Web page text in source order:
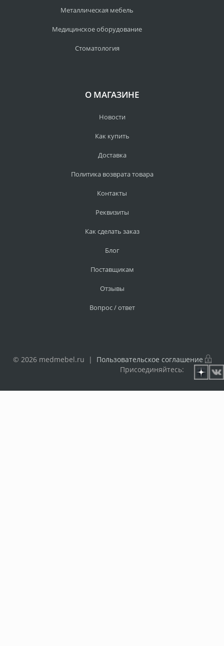
Металлическая мебель
Медицинское оборудование
Стоматология
О МАГАЗИНЕ
Новости
Как купить
Доставка
Политика возврата товара
Контакты
Реквизиты
Как сделать заказ
Блог
Поставщикам
Отзывы
Вопрос / ответ
© 2026 medmebel.ru | Пользовательское соглашение
Присоединяйтесь: